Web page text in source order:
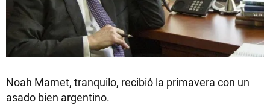
Noah Mamet, tranquilo, recibió la primavera con un
asado bien argentino.